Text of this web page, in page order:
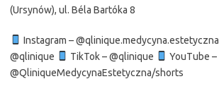
(Ursynów), ul. Béla Bartóka 8
Instagram – @qlinique.medycyna.estetyczna
@qlinique
TikTok – @qlinique
YouTube –
@QliniqueMedycynaEstetyczna/shorts